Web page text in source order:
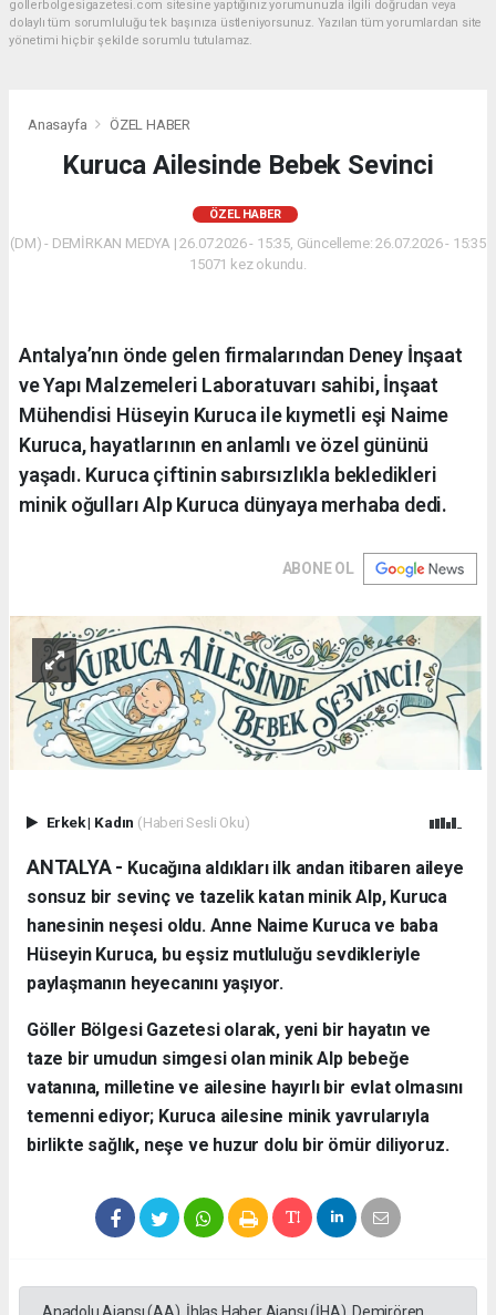
gollerbolgesigazetesi.com sitesine yaptığınız yorumunuzla ilgili doğrudan veya
dolaylı tüm sorumluluğu tek başınıza üstleniyorsunuz. Yazılan tüm yorumlardan site
yönetimi hiçbir şekilde sorumlu tutulamaz.
Anasayfa ÖZEL HABER
Kuruca Ailesinde Bebek Sevinci
ÖZEL HABER
(DM) - DEMİRKAN MEDYA | 26.07.2026 - 15:35, Güncelleme: 26.07.2026 - 15:35
15071 kez okundu.
Antalya’nın önde gelen firmalarından Deney İnşaat
ve Yapı Malzemeleri Laboratuvarı sahibi, İnşaat
Mühendisi Hüseyin Kuruca ile kıymetli eşi Naime
Kuruca, hayatlarının en anlamlı ve özel gününü
yaşadı. Kuruca çiftinin sabırsızlıkla bekledikleri
minik oğulları Alp Kuruca dünyaya merhaba dedi.
ABONE OL
Erkek| Kadın (Haberi Sesli Oku)
ANTALYA - ​ Kucağına aldıkları ilk andan itibaren aileye
sonsuz bir sevinç ve tazelik katan minik Alp, Kuruca
hanesinin neşesi oldu. Anne Naime Kuruca ve baba
Hüseyin Kuruca, bu eşsiz mutluluğu sevdikleriyle
paylaşmanın heyecanını yaşıyor.
​Göller Bölgesi Gazetesi olarak, yeni bir hayatın ve
taze bir umudun simgesi olan minik Alp bebeğe
vatanına, milletine ve ailesine hayırlı bir evlat olmasını
temenni ediyor; Kuruca ailesine minik yavrularıyla
birlikte sağlık, neşe ve huzur dolu bir ömür diliyoruz.